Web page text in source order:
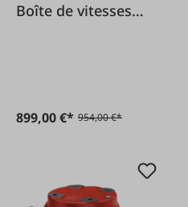
Boîte de vitesses
899,00 €* 954,00 €*